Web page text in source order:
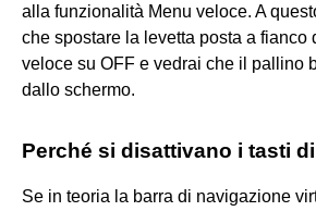
alla funzionalità Menu veloce. A
che spostare la levetta posta a fianco
veloce su OFF e vedrai che il pallino
dallo schermo.
Perché si disattivano i tasti
Se in teoria la barra di navigazione